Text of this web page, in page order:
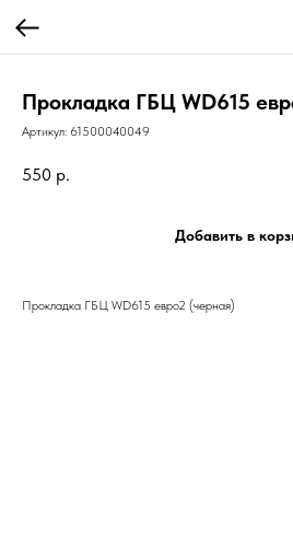
Прокладка ГБЦ WD615
Артикул: 61500040049
550 р.
Добавить в
Прокладка ГБЦ WD615 евро2 (черная)